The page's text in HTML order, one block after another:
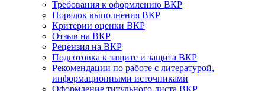
Требования к оформлению ВКР
Порядок выполнения ВКР
Критерии оценки ВКР
Отзыв на ВКР
Рецензия на ВКР
Подготовка к защите и защита ВКР
Рекомендации по работе с литературой,
информационными источниками
Оформление титульного листа ВКР